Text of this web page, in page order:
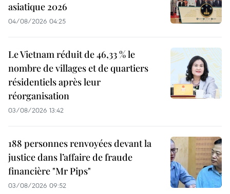
asiatique 2026
04/08/2026 04:25
Le Vietnam réduit de 46,33 % le
nombre de villages et de quartiers
résidentiels après leur
réorganisation
03/08/2026 13:42
188 personnes renvoyées devant la
justice dans l’affaire de fraude
financière "Mr Pips"
03/08/2026 09:52